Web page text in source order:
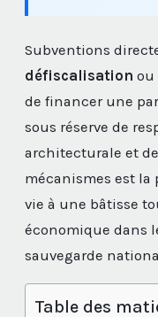
Subventions
défiscalisation ou
de financer une
sous réserve de
architecturale et
mécanismes est la
vie à une bâtisse
économique dans
sauvegarde
Table des